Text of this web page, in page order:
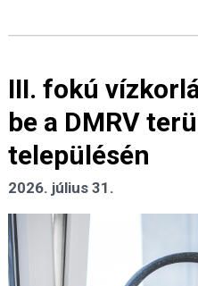
III. fokú
be a DMRV
településén
2026. július 31.